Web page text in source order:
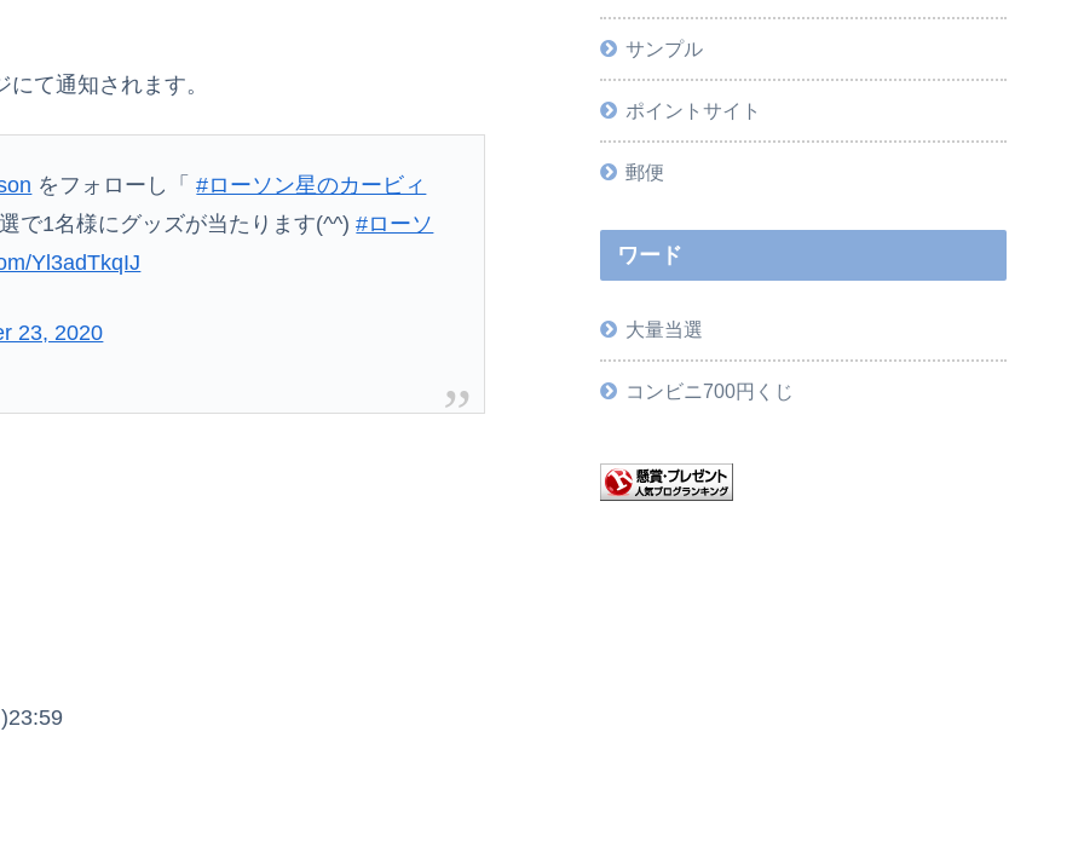
て通知されます。
をフォローし「#ローソン星のカービィ
で1名様にグッズが当たります(^^)#ローソ
Yl3adTkqIJ
23, 2020
サンプル
ポイントサイト
郵便
ワード
大量当選
コンビニ700円くじ